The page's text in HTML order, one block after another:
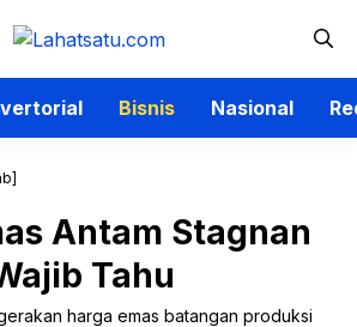
Bisnis Nasional
Antam Stagnan
Tahu
harga emas batangan produksi